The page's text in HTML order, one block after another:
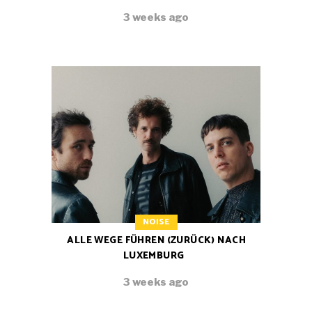
3 weeks ago
NOISE
ALLE WEGE FÜHREN (ZURÜCK) NACH
LUXEMBURG
3 weeks ago